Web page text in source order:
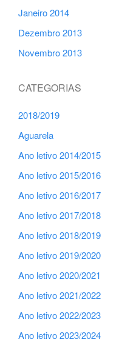
Janeiro 2014
Dezembro 2013
Novembro 2013
CATEGORIAS
2018/2019
Aguarela
Ano letivo 2014/2015
Ano letivo 2015/2016
Ano letivo 2016/2017
Ano letivo 2017/2018
Ano letivo 2018/2019
Ano letivo 2019/2020
Ano letivo 2020/2021
Ano letivo 2021/2022
Ano letivo 2022/2023
Ano letivo 2023/2024